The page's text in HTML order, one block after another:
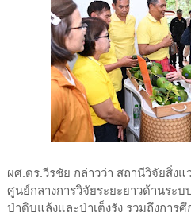
ผศ.ดร.วีรชัย กล่าวว่า สถานีวิจัยสิ่ง
ศูนย์กลางการวิจัยระยะยาวด้านระบ
ป่าดิบแล้งและป่าเต็งรัง รวมถึงการ